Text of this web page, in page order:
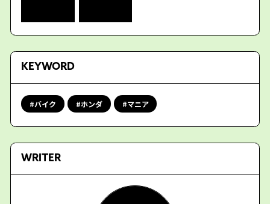
KEYWORD
バイク ホンダ マニア
WRITER